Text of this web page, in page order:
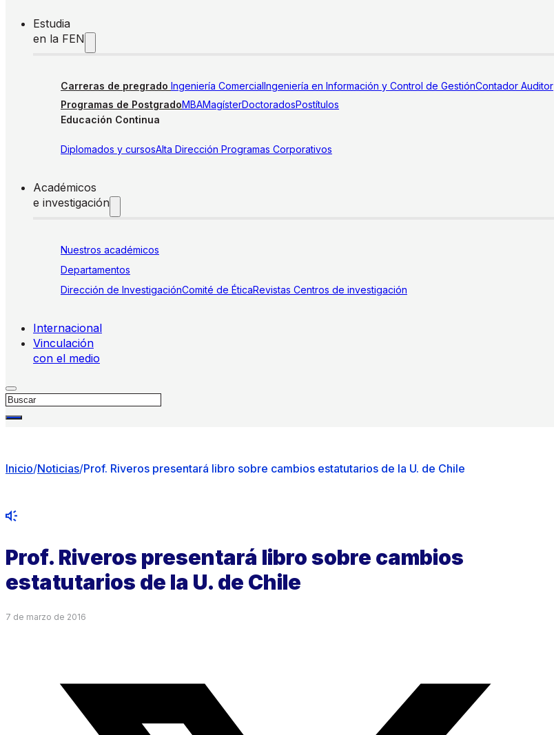
Estudia
en la FEN
Carreras de pregrado Ingeniería ComercialIngeniería en Información y Control de GestiónContador Auditor
Programas de PostgradoMBAMagísterDoctoradosPostítulos
Educación Continua
Diplomados y cursosAlta Dirección Programas Corporativos
Académicos
e investigación
Nuestros académicos
Departamentos
Dirección de InvestigaciónComité de ÉticaRevistas Centros de investigación
Internacional
Vinculación
con el medio
Buscar
Inicio/Noticias/Prof. Riveros presentará libro sobre cambios estatutarios de la U. de Chile
Prof. Riveros presentará libro sobre cambios
estatutarios de la U. de Chile
7 de marzo de 2016